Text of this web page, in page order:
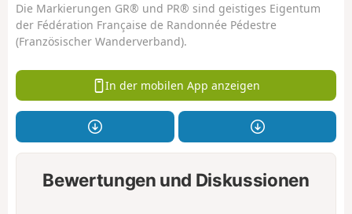
Die Markierungen GR® und PR® sind geistiges Eigentum
der Fédération Française de Randonnée Pédestre
(Französischer Wanderverband).
In der mobilen App anzeigen
Bewertungen und Diskussionen